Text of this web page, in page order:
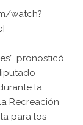
watch?
pronosticó
la
Recreación
para los